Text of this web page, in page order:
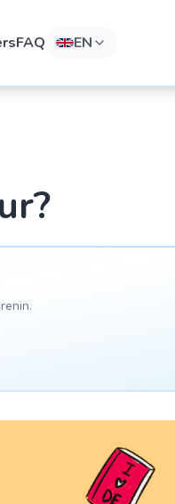
FAQ EN